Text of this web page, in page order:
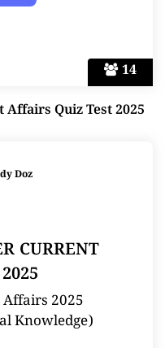
14
Quiz Test 2025
Doz
CURRENT
2025
Knowledge)